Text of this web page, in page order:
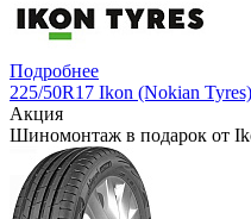
Подробнее
225/50R17 Ikon (Nokian
Акция
Шиномонтаж в подарок от